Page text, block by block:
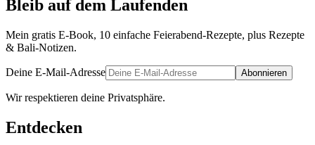
Bleib auf dem Laufenden
Mein gratis E-Book, 10 einfache Feierabend-Rezepte, plus Rezepte
& Bali-Notizen.
Deine E-Mail-Adresse Abonnieren
Wir respektieren deine Privatsphäre.
Entdecken